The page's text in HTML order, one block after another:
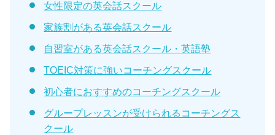
女性限定の英会話スクール
家族割がある英会話スクール
自習室がある英会話スクール・英語塾
TOEIC対策に強いコーチングスクール
初心者におすすめのコーチングスクール
グループレッスンが受けられるコーチングス
クール